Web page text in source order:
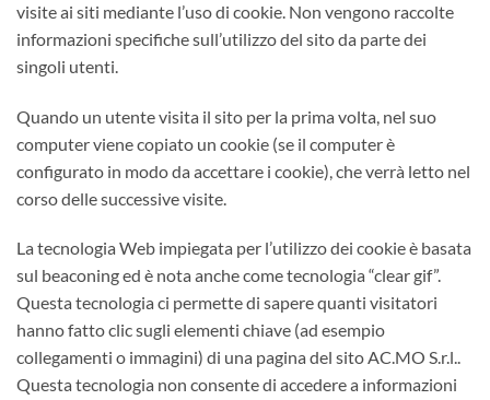
visite ai siti mediante l’uso di cookie. Non vengono raccolte
informazioni specifiche sull’utilizzo del sito da parte dei
singoli utenti.
Quando un utente visita il sito per la prima volta, nel suo
computer viene copiato un cookie (se il computer è
configurato in modo da accettare i cookie), che verrà letto nel
corso delle successive visite.
La tecnologia Web impiegata per l’utilizzo dei cookie è basata
sul beaconing ed è nota anche come tecnologia “clear gif”.
Questa tecnologia ci permette di sapere quanti visitatori
hanno fatto clic sugli elementi chiave (ad esempio
collegamenti o immagini) di una pagina del sito AC.MO S.r.l..
Questa tecnologia non consente di accedere a informazioni